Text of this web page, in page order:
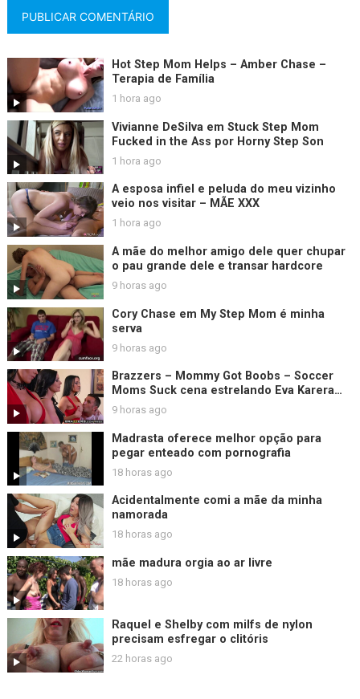
Hot Step Mom Helps – Amber Chase –
Terapia de Família
1 hora ago
Vivianne DeSilva em Stuck Step Mom
Fucked in the Ass por Horny Step Son
1 hora ago
A esposa infiel e peluda do meu vizinho
veio nos visitar – MÃE XXX
1 hora ago
A mãe do melhor amigo dele quer chupar
o pau grande dele e transar hardcore
9 horas ago
Cory Chase em My Step Mom é minha
serva
9 horas ago
Brazzers – Mommy Got Boobs – Soccer
Moms Suck cena estrelando Eva Karera
Kendra Lust Vanilla Deville
9 horas ago
Madrasta oferece melhor opção para
pegar enteado com pornografia
18 horas ago
Acidentalmente comi a mãe da minha
namorada
18 horas ago
mãe madura orgia ao ar livre
18 horas ago
Raquel e Shelby com milfs de nylon
precisam esfregar o clitóris
22 horas ago